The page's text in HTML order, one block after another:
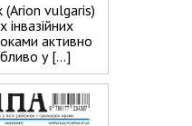
(Arion vulgaris)
інвазійних
активно
у […]